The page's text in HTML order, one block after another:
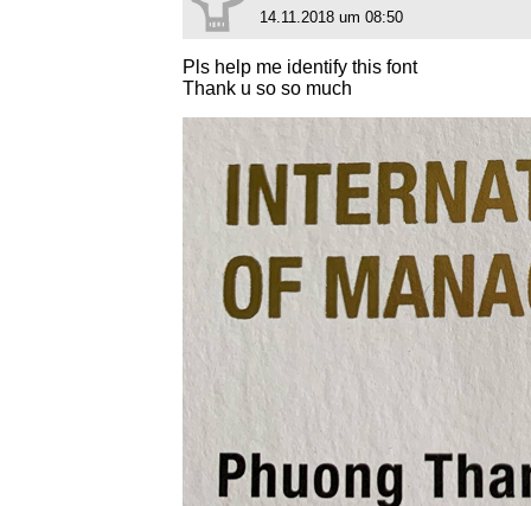
14.11.2018 um 08:50
Pls help me identify this font
Thank u so so much